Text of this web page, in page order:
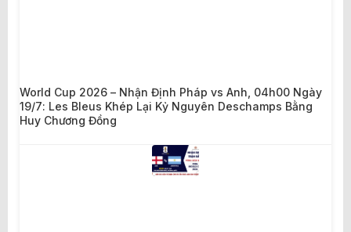
World Cup 2026 – Nhận Định Pháp vs Anh, 04h00 Ngày
19/7: Les Bleus Khép Lại Kỷ Nguyên Deschamps Bằng
Huy Chương Đồng